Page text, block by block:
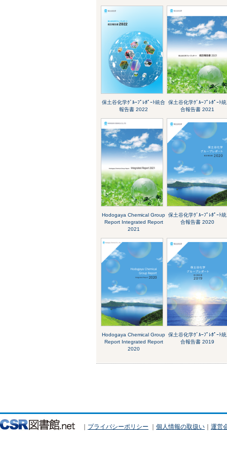
保土谷化学ｸﾞﾙｰﾌﾟﾚﾎﾟｰﾄ統合
報告書 2022
保土谷化学ｸﾞﾙｰﾌﾟﾚﾎﾟｰﾄ統
合報告書 2021
Hodogaya Chemical Group
Report Integrated Report
2021
保土谷化学ｸﾞﾙｰﾌﾟﾚﾎﾟｰﾄ統
合報告書 2020
Hodogaya Chemical Group
Report Integrated Report
2020
保土谷化学ｸﾞﾙｰﾌﾟﾚﾎﾟｰﾄ統
合報告書 2019
｜ プライバシーポリシー ｜ 個人情報の取扱い ｜ 運営